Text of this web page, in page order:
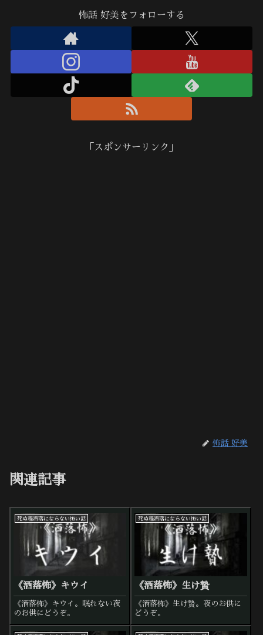
怖話 好美をフォローする
「スポンサーリンク」
怖話 好美
関連記事
死ぬ程洒落にならない怖い話
《洒落怖》キウイ
《洒落怖》キウイ。眠れない夜
のお供にどうぞ。
死ぬ程洒落にならない怖い話
《洒落怖》生け贄
《洒落怖》生け贄。夜のお供に
どうぞ。